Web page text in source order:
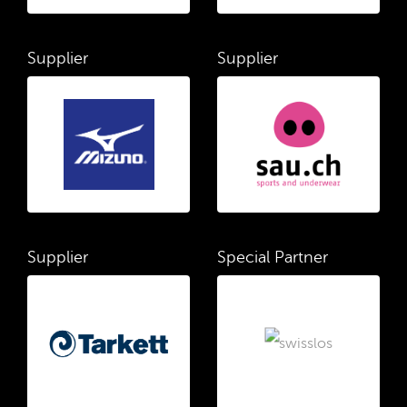
Supplier Supplier
Supplier Special Partner